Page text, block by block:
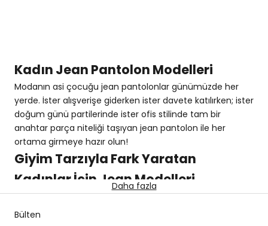
Kadın Jean Pantolon Modelleri
Modanın asi çocuğu jean pantolonlar günümüzde her
yerde. İster alışverişe giderken ister davete katılırken; ister
doğum günü partilerinde ister ofis stilinde tam bir
anahtar parça niteliği taşıyan jean pantolon ile her
ortama girmeye hazır olun!
Giyim Tarzıyla Fark Yaratan
Kadınlar İçin Jean Modelleri
Exquise'de!
Jean pantolonlar modanın en zamansız ve işlevsel
Daha fazla
Bülten